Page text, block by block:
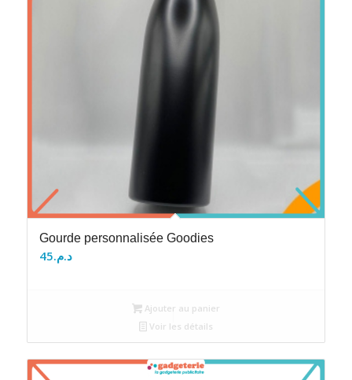
Gourde personnalisée Goodies
د.م.45
Ajouter au panier
Voir les détails